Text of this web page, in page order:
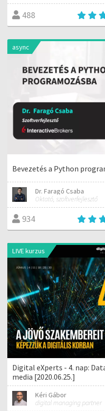
488
async
Bevezetés a Python
Dr. Faragó Csaba
Oktató, szoftverfejlesztő
934
LIVE kurzus
Digital eXperts - 4. nap:
media [2020.06.25.]
Kéri Gábor
digital managing partner